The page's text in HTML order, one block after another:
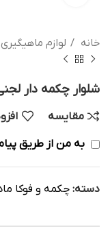
خانه لوازم ماهیگیری
شلوار چکمه دار
مقایسه
به من از طریق
دسته: چکمه و فوکا